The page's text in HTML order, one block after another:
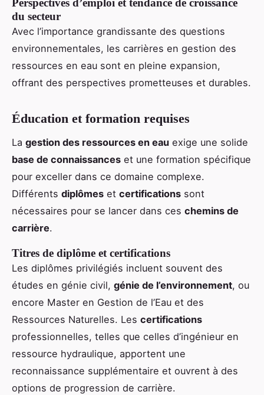
du secteur
Avec l’importance grandissante des questions
environnementales, les carrières en gestion des
ressources en eau sont en pleine expansion,
offrant des perspectives prometteuses et durables.
Éducation et formation requises
La gestion des ressources en eau exige une solide
base de connaissances et une formation spécifique
pour exceller dans ce domaine complexe.
Différents diplômes et certifications sont
nécessaires pour se lancer dans ces chemins de
carrière.
Titres de diplôme et certifications
Les diplômes privilégiés incluent souvent des
études en génie civil, génie de l’environnement, ou
encore Master en Gestion de l’Eau et des
Ressources Naturelles. Les certifications
professionnelles, telles que celles d’ingénieur en
ressource hydraulique, apportent une
reconnaissance supplémentaire et ouvrent à des
options de progression de carrière.